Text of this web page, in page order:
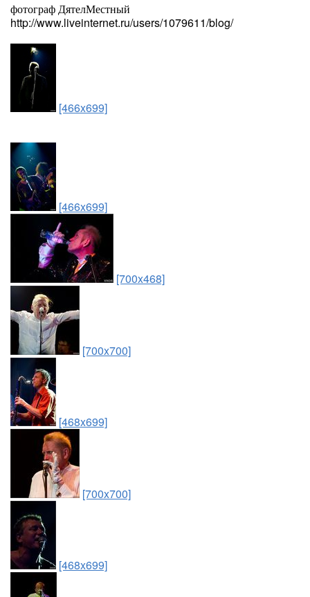
фотограф ДятелМестный
http://www.liveinternet.ru/users/1079611/blog/
[466x699]
[466x699]
[700x468]
[700x700]
[468x699]
[700x700]
[468x699]